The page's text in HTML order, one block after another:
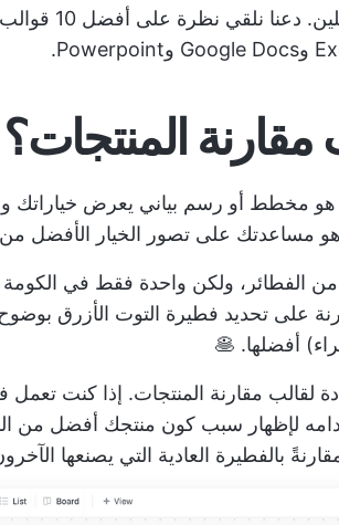
الأفضل
مقارنة المنتجات؟
هو مخطط أو رسم بياني يعرض خياراتك
هو مساعدتك على تصور الخيار الأفضل
الفطائر، ولكن واحدة فقط في
على تحديد فطيرة التوت الأزرق
أفضلها. 🥞
لقالب مقارنة المنتجات. إذا كنت تعمل
لإظهار سبب كون منتجك أفضل من
بالفطيرة العادية التي يصنعها